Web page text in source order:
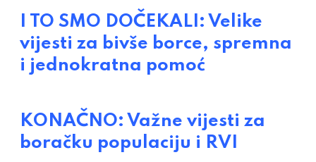
I TO SMO DOČEKALI: Velike
vijesti za bivše borce, spremna
i jednokratna pomoć
KONAČNO: Važne vijesti za
boračku populaciju i RVI